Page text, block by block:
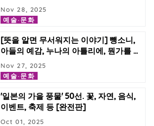
예술·문화
Nov 28, 2025
[뜻을 알면 무서워지는 이야기] 뺑소니,
아들의 예감, 누나의 아틀리에, 뭔가를 …
예술·문화
Nov 27, 2025
'일본의 가을 풍물' 50선. 꽃, 자연, 음식,
이벤트, 축제 등 [완전판]
Oct 01, 2025